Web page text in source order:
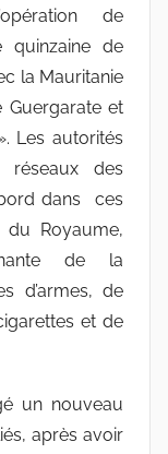
de
quinzaine de
la Mauritanie
et
Les autorités
réseaux des
dans ces
du Royaume,
de la
d’armes, de
et de
un nouveau
après avoir